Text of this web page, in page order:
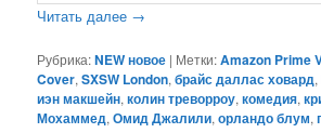
Читать далее →
Рубрика:NEW новое | Метки:Amazon Prime
Cover,SXSW London,брайс даллас ховард,
иэн макшейн,колин треворроу,комедия,
Мохаммед,Омид Джалили,орландо блум,